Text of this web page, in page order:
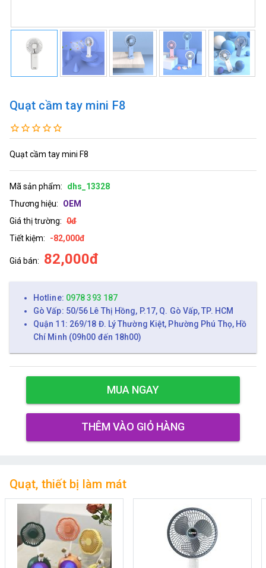
Quạt cầm tay mini F8
Quạt cầm tay mini F8
Mã sản phẩm:
dhs_13328
Thương hiệu:
OEM
Giá thị trường: 0đ
Tiết kiệm:
-82,000đ
Giá bán: 82,000đ
Hotline: 0978 393 187
Gò Vấp: 50/56 Lê Thị Hồng, P.17, Q. Gò Vấp, TP. HCM
Quận 11: 269/18 Đ. Lý Thường Kiệt, Phường Phú Thọ, Hồ
Chí Minh (09h00 đến 18h00)
MUA NGAY
THÊM VÀO GIỎ HÀNG
Quạt, thiết bị làm mát